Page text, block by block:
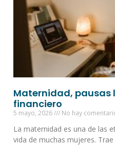
Maternidad, pausas
financiero
5 mayo, 2026 No hay
La maternidad es una de las
vida de muchas mujeres.